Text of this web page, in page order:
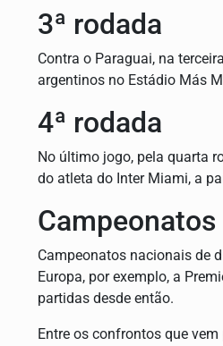
3ª rodada
Contra o Paraguai, na
argentinos no Estádio Más
4ª rodada
No último jogo, pela quarta
do atleta do Inter Miami, a
Campeonatos nacionais de
Europa, por exemplo, a
partidas desde então.
Entre os confrontos que